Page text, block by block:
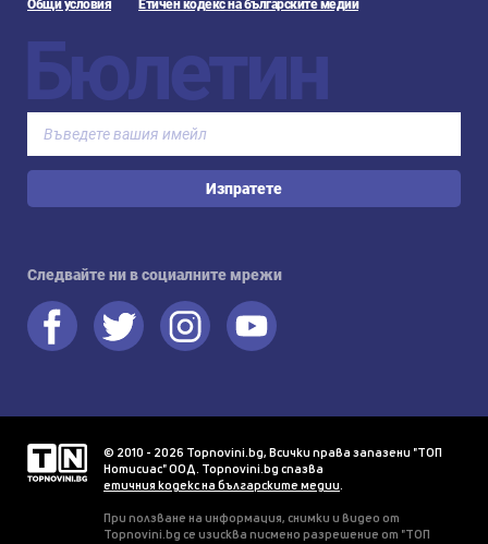
Общи условия Етичен кодекс на българските медии
Бюлетин
Изпратете
Следвайте ни в социалните мрежи
© 2010 - 2026 Topnovini.bg, Всички права запазени "ТОП
Нотисиас" ООД. Topnovini.bg спазва
етичния кодекс на българските медии.
При ползване на информация, снимки и видео от
Topnovini.bg се изисква писмено разрешение от "ТОП